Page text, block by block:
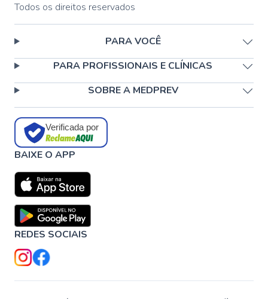
Todos os direitos reservados
PARA VOCÊ
PARA PROFISSIONAIS E CLÍNICAS
SOBRE A MEDPREV
Verificada por
BAIXE O APP
REDES SOCIAIS